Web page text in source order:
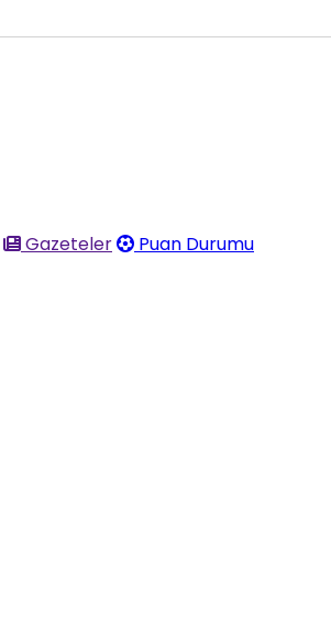
Gazeteler
Puan Durumu